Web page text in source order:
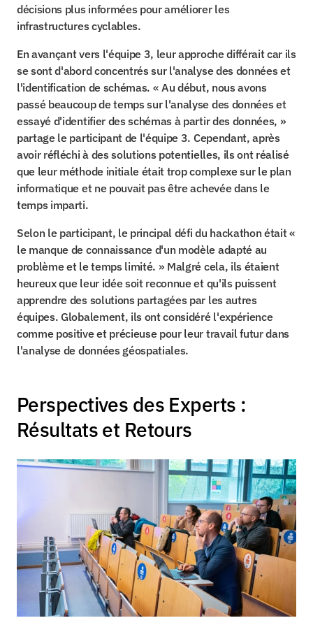
décisions plus informées pour améliorer les
infrastructures cyclables.
En avançant vers l'équipe 3, leur approche différait car ils
se sont d'abord concentrés sur l'analyse des données et
l'identification de schémas. « Au début, nous avons
passé beaucoup de temps sur l'analyse des données et
essayé d'identifier des schémas à partir des données, »
partage le participant de l'équipe 3. Cependant, après
avoir réfléchi à des solutions potentielles, ils ont réalisé
que leur méthode initiale était trop complexe sur le plan
informatique et ne pouvait pas être achevée dans le
temps imparti.
Selon le participant, le principal défi du hackathon était «
le manque de connaissance d'un modèle adapté au
problème et le temps limité. » Malgré cela, ils étaient
heureux que leur idée soit reconnue et qu'ils puissent
apprendre des solutions partagées par les autres
équipes. Globalement, ils ont considéré l'expérience
comme positive et précieuse pour leur travail futur dans
l'analyse de données géospatiales.
Perspectives des Experts :
Résultats et Retours